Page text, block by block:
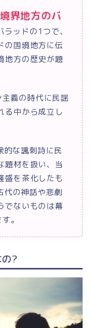
界地方のバ
ラッドの1 つで、
の国境地方に伝
地方の歴史が題
義の時代に民謡
る中から成立し
的な諷刺詩に民
題材を扱い、当
盛を茶化したも
の神話や悲劇
でないものは幕
。
の?